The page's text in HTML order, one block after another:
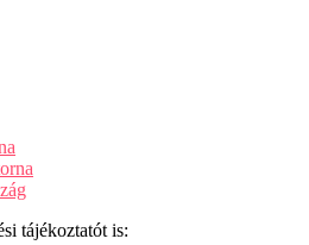
tájékoztatót is: